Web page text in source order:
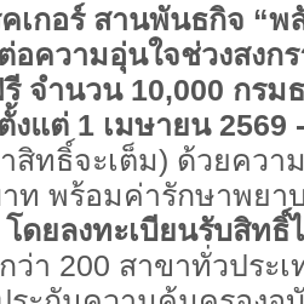
อร์ สานพันธกิจ “พ
อความอุ่นใจช่วงสงก
จำนวน 10,000 กรม
งแต่ 1 เมษายน 2569
สิทธิ์จะเต็ม) ด้วยควา
ท พร้อมค่ารักษาพยา
โดยลงทะเบียนรับสิทธิ์
กว่า 200 สาขาทั่วประเ